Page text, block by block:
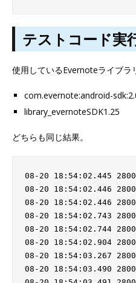
テストコード実
使用しているEvernoteライブラ
com.evernote:android-
library_evernoteSDK1.25
どちらも同じ結果。
08-20 18:54:02.445
08-20 18:54:02.446
08-20 18:54:02.446
08-20 18:54:02.743
08-20 18:54:02.744
08-20 18:54:02.904
08-20 18:54:03.267
08-20 18:54:03.490